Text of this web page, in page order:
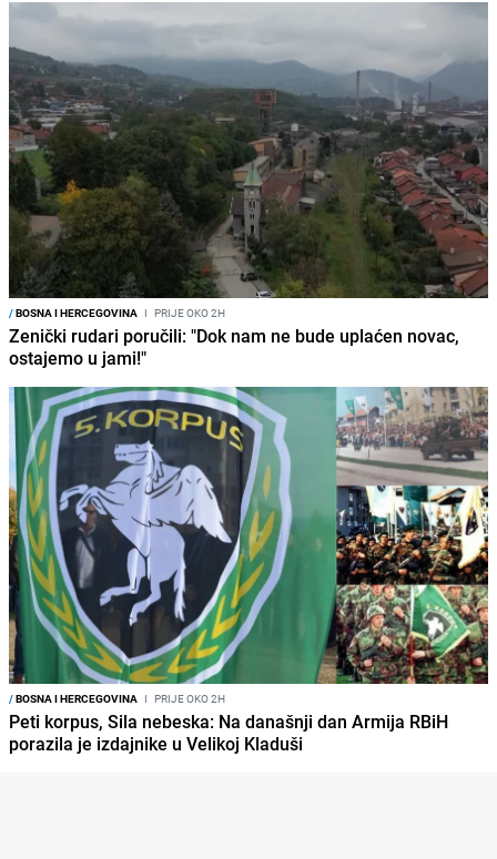
/BOSNA I HERCEGOVINA I PRIJE OKO 2H
Zenički rudari poručili: "Dok nam ne bude uplaćen novac,
ostajemo u jami!"
/BOSNA I HERCEGOVINA I PRIJE OKO 2H
Peti korpus, Sila nebeska: Na današnji dan Armija RBiH
porazila je izdajnike u Velikoj Kladuši